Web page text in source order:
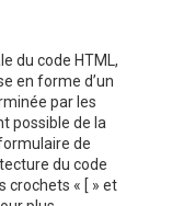
du code HTML,
en forme d’un
par les
possible de la
de
du code
crochets « [ » et